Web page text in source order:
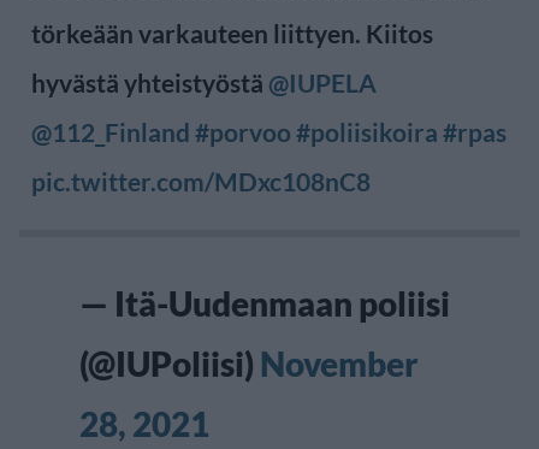
törkeään varkauteen liittyen. Kiitos
hyvästä yhteistyöstä @IUPELA
@112_Finland #porvoo #poliisikoira #rpas
pic.twitter.com/MDxc108nC8
— Itä-Uudenmaan poliisi
(@IUPoliisi) November
28, 2021